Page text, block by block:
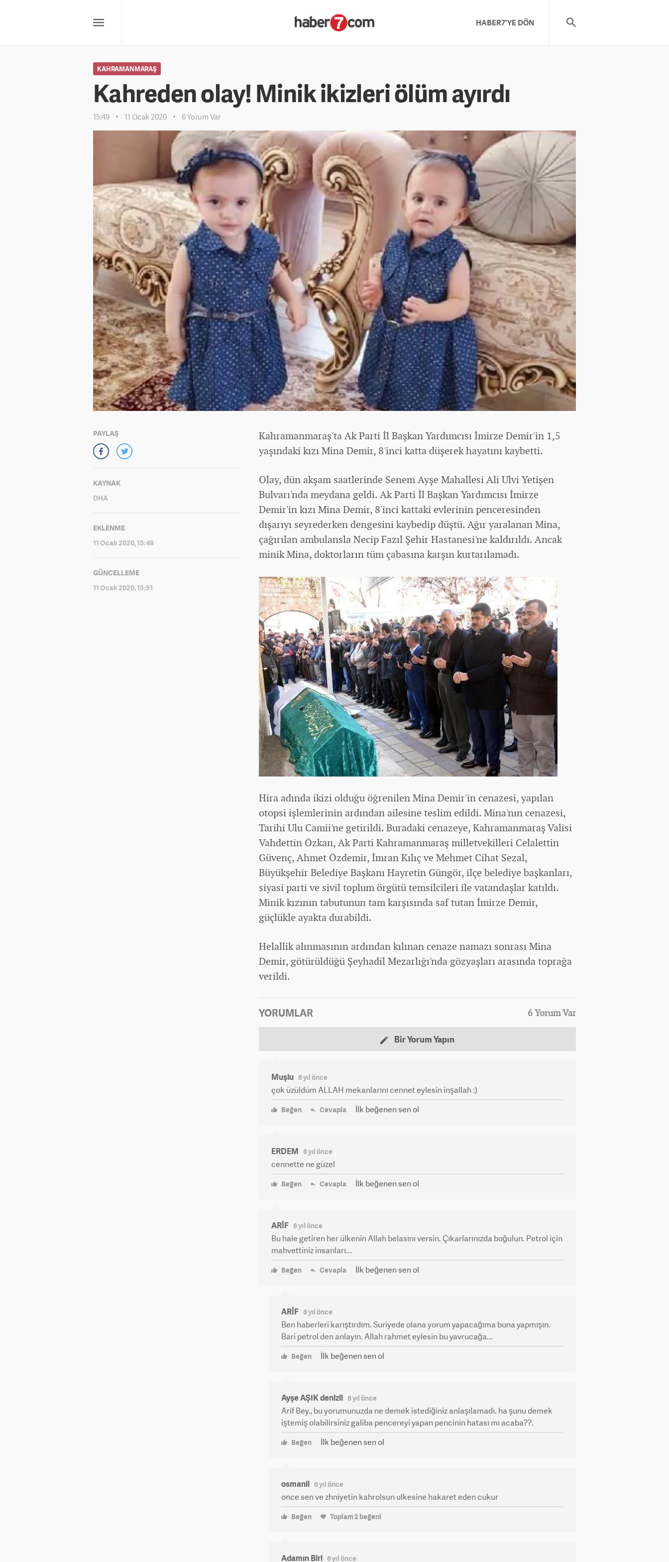
HABER7'YE DÖN
KAHRAMANMARAŞ
Kahreden olay! Minik ikizleri ölüm ayırdı
15:49 11 Ocak 2020 6 Yorum Var
PAYLAŞ
KAYNAK
DHA
EKLENME
11 Ocak 2020, 15:49
GÜNCELLEME
11 Ocak 2020, 15:51
Kahramanmaraş'ta Ak Parti İl Başkan Yardımcısı İmirze Demir'in 1,5
yaşındaki kızı Mina Demir, 8'inci katta düşerek hayatını kaybetti.
Olay, dün akşam saatlerinde Senem Ayşe Mahallesi Ali Ulvi Yetişen
Bulvarı'nda meydana geldi. Ak Parti İl Başkan Yardımcısı İmirze
Demir'in kızı Mina Demir, 8'inci kattaki evlerinin penceresinden
dışarıyı seyrederken dengesini kaybedip düştü. Ağır yaralanan Mina,
çağırılan ambulansla Necip Fazıl Şehir Hastanesi'ne kaldırıldı. Ancak
minik Mina, doktorların tüm çabasına karşın kurtarılamadı.
Hira adında ikizi olduğu öğrenilen Mina Demir'in cenazesi, yapılan
otopsi işlemlerinin ardından ailesine teslim edildi. Mina'nın cenazesi,
Tarihi Ulu Camii'ne getirildi. Buradaki cenazeye, Kahramanmaraş Valisi
Vahdettin Özkan, Ak Parti Kahramanmaraş milletvekilleri Celalettin
Güvenç, Ahmet Özdemir, İmran Kılıç ve Mehmet Cihat Sezal,
Büyükşehir Belediye Başkanı Hayretin Güngör, ilçe belediye başkanları,
siyasi parti ve sivil toplum örgütü temsilcileri ile vatandaşlar katıldı.
Minik kızının tabutunun tam karşısında saf tutan İmirze Demir,
güçlükle ayakta durabildi.
Helallik alınmasının ardından kılınan cenaze namazı sonrası Mina
Demir, götürüldüğü Şeyhadil Mezarlığı'nda gözyaşları arasında toprağa
verildi.
YORUMLAR 6 Yorum Var
Bir Yorum Yapın
Muşlu 6 yıl önce
çok üzüldüm ALLAH mekanlarını cennet eylesin inşallah :)
Beğen Cevapla İlk beğenen sen ol
ERDEM 6 yıl önce
cennette ne güzel
Beğen Cevapla İlk beğenen sen ol
ARİF 6 yıl önce
Bu hale getiren her ülkenin Allah belasını versin. Çıkarlarınızda boğulun. Petrol için
mahvettiniz insanları...
Beğen Cevapla İlk beğenen sen ol
ARİF 6 yıl önce
Ben haberleri karıştırdım. Suriyede olana yorum yapacağıma buna yapmışın.
Bari petrol den anlayın. Allah rahmet eylesin bu yavrucağa...
Beğen İlk beğenen sen ol
Ayşe AŞIK denizli 6 yıl önce
Arif Bey., bu yorumunuzda ne demek istediğiniz anlaşılamadı. ha şunu demek
iştemiş olabilirsiniz galiba pencereyi yapan pencinin hatası mı acaba??.
Beğen İlk beğenen sen ol
osmanli 6 yıl önce
once sen ve zhniyetin kahrolsun ulkesine hakaret eden cukur
Beğen Toplam2 beğeni
Adamın Biri 6 yıl önce